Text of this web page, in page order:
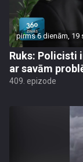
pirms 6 dienām, 19
Ruks: Policisti
ar savām
409. epizode